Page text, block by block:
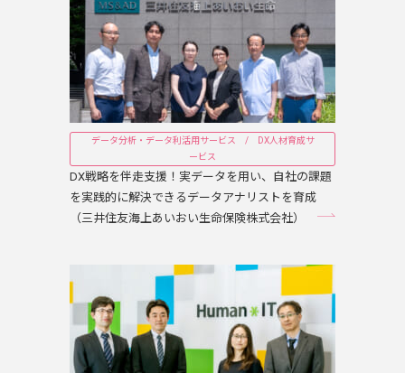
データ分析・データ利活用サービス / DX人材育成サ
ービス
DX戦略を伴走支援！実データを用い、自社の課題
を実践的に解決できるデータアナリストを育成
（三井住友海上あいおい生命保険株式会社）